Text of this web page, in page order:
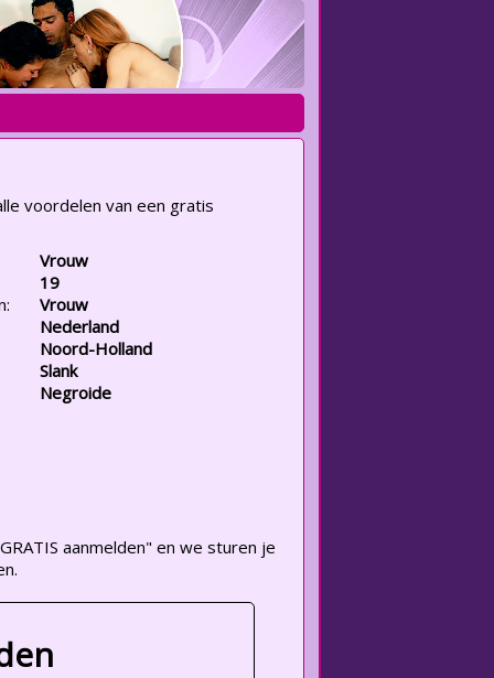
voordelen van een gratis
Vrouw
19
Vrouw
Nederland
Noord-Holland
Slank
Negroide
aanmelden" en we sturen je